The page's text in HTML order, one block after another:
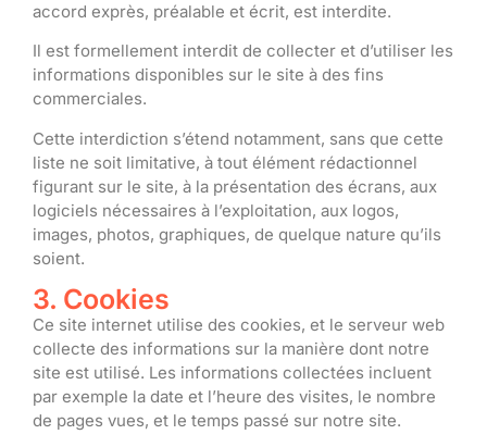
accord exprès, préalable et écrit, est interdite.
Il est formellement interdit de collecter et d’utiliser les
informations disponibles sur le site à des fins
commerciales.
Cette interdiction s’étend notamment, sans que cette
liste ne soit limitative, à tout élément rédactionnel
figurant sur le site, à la présentation des écrans, aux
logiciels nécessaires à l’exploitation, aux logos,
images, photos, graphiques, de quelque nature qu’ils
soient.
3. Cookies
Ce site internet utilise des cookies, et le serveur web
collecte des informations sur la manière dont notre
site est utilisé. Les informations collectées incluent
par exemple la date et l’heure des visites, le nombre
de pages vues, et le temps passé sur notre site.